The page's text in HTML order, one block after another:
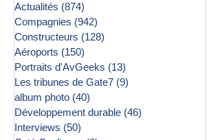
Actualités (874)
Compagnies (942)
Constructeurs (128)
Aéroports (150)
Portraits d'AvGeeks (13)
Les tribunes de Gate7 (9)
album photo (40)
Développement durable (46)
Interviews (50)